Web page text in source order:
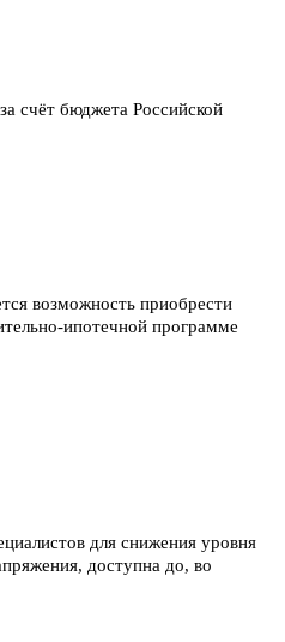
счёт бюджета Российской
возможность приобрести
ипотечной программе
для снижения уровня
доступна до, во